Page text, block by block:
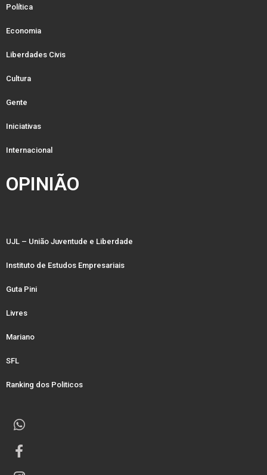
Política
Economia
Liberdades Civis
Cultura
Gente
Iniciativas
Internacional
OPINIÃO
UJL – União Juventude e Liberdade
Instituto de Estudos Empresariais
Guta Pini
Livres
Mariano
SFL
Ranking dos Politicos